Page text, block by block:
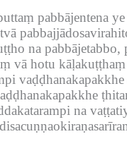
pabbājentena
na
vā hotu
na